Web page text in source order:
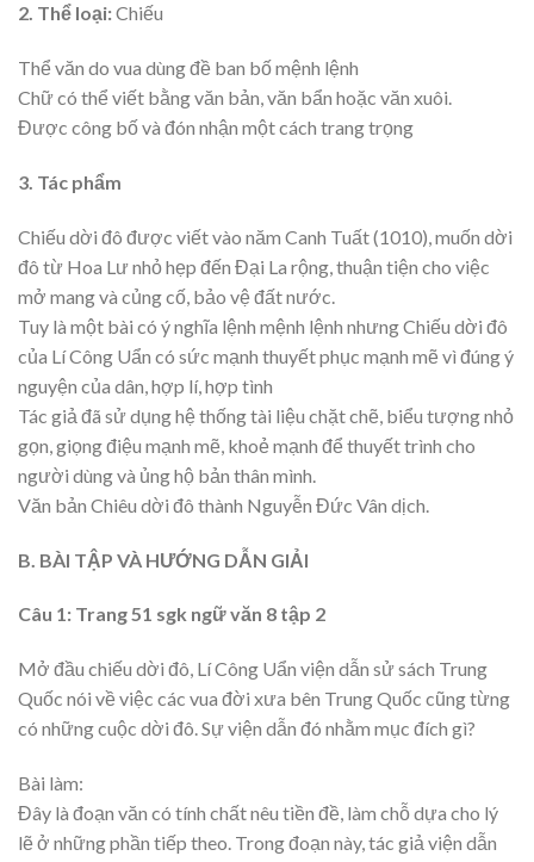
2. Thể loại:Chiếu
Thể văn do vua dùng đề ban bố mệnh lệnh
Chữ có thể viết bằng văn bản, văn bẩn hoặc văn xuôi.
Được công bố và đón nhận một cách trang trọng
3. Tác phẩm
Chiếu dời đô được viết vào năm Canh Tuất (1010), muốn dời
đô từ Hoa Lư nhỏ hẹp đến Đại La rộng, thuận tiện cho việc
mở mang và củng cố, bảo vệ đất nước.
Tuy là một bài có ý nghĩa lệnh mệnh lệnh nhưng Chiếu dời đô
của Lí Công Uẩn có sức mạnh thuyết phục mạnh mẽ vì đúng ý
nguyện của dân, hợp lí, hợp tình
Tác giả đã sử dụng hệ thống tài liệu chặt chẽ, biểu tượng nhỏ
gọn, giọng điệu mạnh mẽ, khoẻ mạnh để thuyết trình cho
người dùng và ủng hộ bản thân mình.
Văn bản Chiêu dời đô thành Nguyễn Đức Vân dịch.
B. BÀI TẬP VÀ HƯỚNG DẪN GIẢI
Câu 1: Trang 51 sgk ngữ văn 8 tập 2
Mở đầu chiếu dời đô, Lí Công Uẩn viện dẫn sử sách Trung
Quốc nói về việc các vua đời xưa bên Trung Quốc cũng từng
có những cuộc dời đô. Sự viện dẫn đó nhằm mục đích gì?
Bài làm:
Đây là đoạn văn có tính chất nêu tiền đề, làm chỗ dựa cho lý
lẽ ở những phần tiếp theo. Trong đoạn này, tác giả viện dẫn